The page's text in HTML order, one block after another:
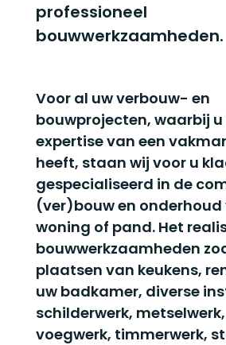
professioneel
bouwwerkzaamheden.
Voor al uw verbouw- en
bouwprojecten, waarbij u
expertise van een
heeft, staan wij voor u
gespecialiseerd in de
(ver)bouw en onderhoud
woning of pand. Het
bouwwerkzaamheden
plaatsen van keukens,
uw badkamer, diverse
schilderwerk,
voegwerk, timmerwerk,